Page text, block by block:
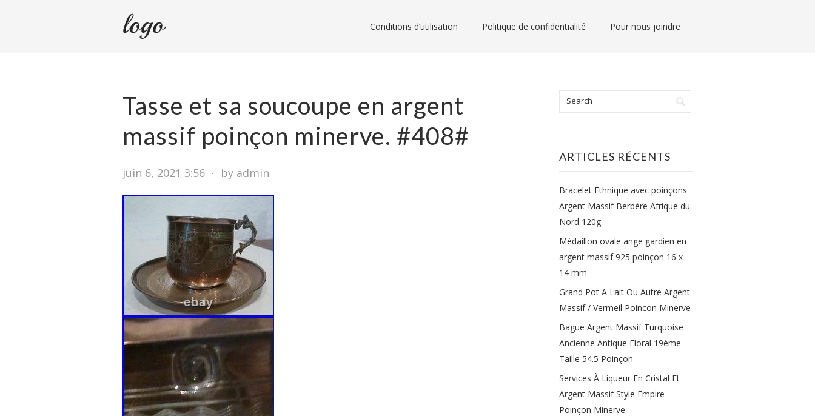
Conditions d’utilisation Politique de confidentialité Pour nous joindre
Tasse et sa soucoupe en argent
massif poinçon minerve. #408#
juin 6, 2021 3:56 ⋅ by admin
ARTICLES RÉCENTS
Bracelet Ethnique avec poinçons
Argent Massif Berbère Afrique du
Nord 120g
Médaillon ovale ange gardien en
argent massif 925 poinçon 16 x
14 mm
Grand Pot A Lait Ou Autre Argent
Massif / Vermeil Poincon Minerve
Bague Argent Massif Turquoise
Ancienne Antique Floral 19ème
Taille 54.5 Poinçon
Services À Liqueur En Cristal Et
Argent Massif Style Empire
Poinçon Minerve